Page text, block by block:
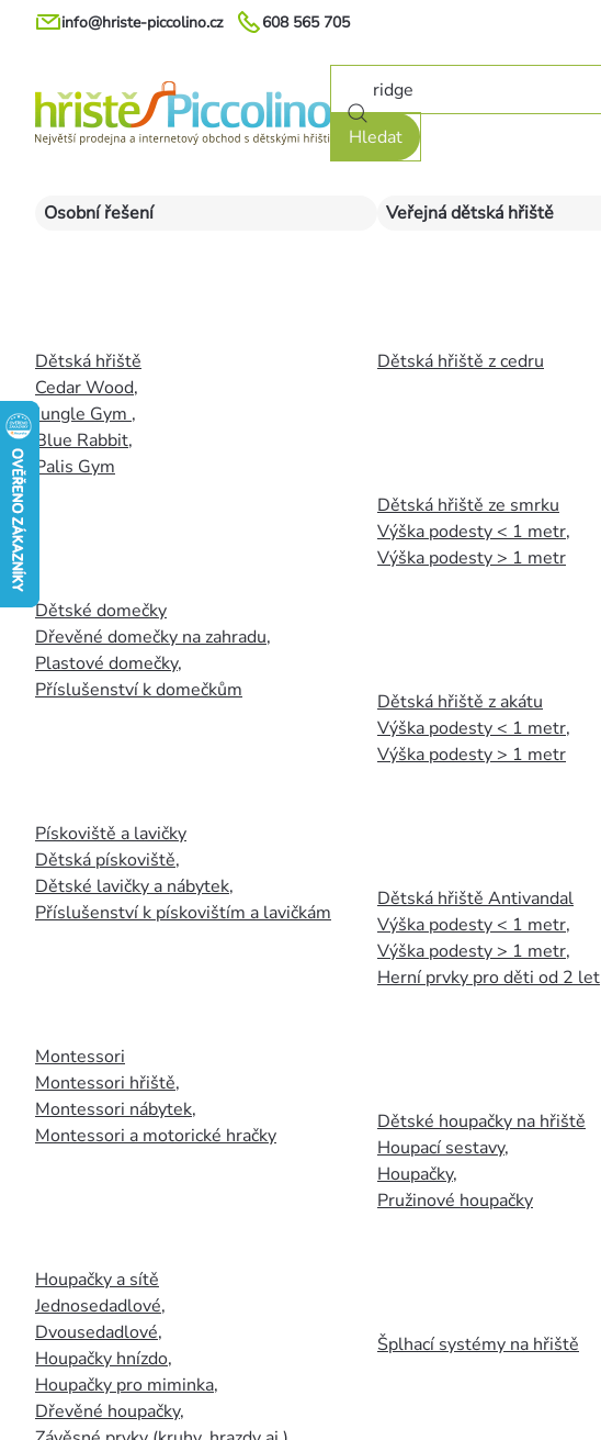
Přejít
608 565 705
info@hriste-piccolino.cz
Hledat
Osobní řešení
Dětská hřiště
Cedar Wood,
Jungle Gym ,
Blue Rabbit,
Palis Gym
Dětské domečky
Dřevěné domečky na zahradu,
Plastové domečky,
Příslušenství k domečkům
Pískoviště a lavičky
Dětská pískoviště,
Dětské lavičky a nábytek,
Příslušenství k pískovištím a lavičkám
Montessori
Montessori hřiště,
Montessori nábytek,
Montessori a motorické hračky
Houpačky a sítě
Jednosedadlové,
Dvousedadlové,
Houpačky hnízdo,
Houpačky pro miminka,
Dřevěné houpačky,
Veřejná dětská hřiště
Dětská hřiště z cedru
Dětská hřiště ze smrku
Výška podesty < 1 metr,
Výška podesty > 1 metr
Dětská hřiště z akátu
Výška podesty < 1 metr,
Výška podesty > 1 metr
Dětská hřiště Antivandal
Výška podesty < 1 metr,
Výška podesty > 1 metr,
Herní prvky pro děti od 2 let
Dětské houpačky na hřiště
Houpací sestavy,
Houpačky,
Pružinové houpačky
Šplhací systémy na hřiště